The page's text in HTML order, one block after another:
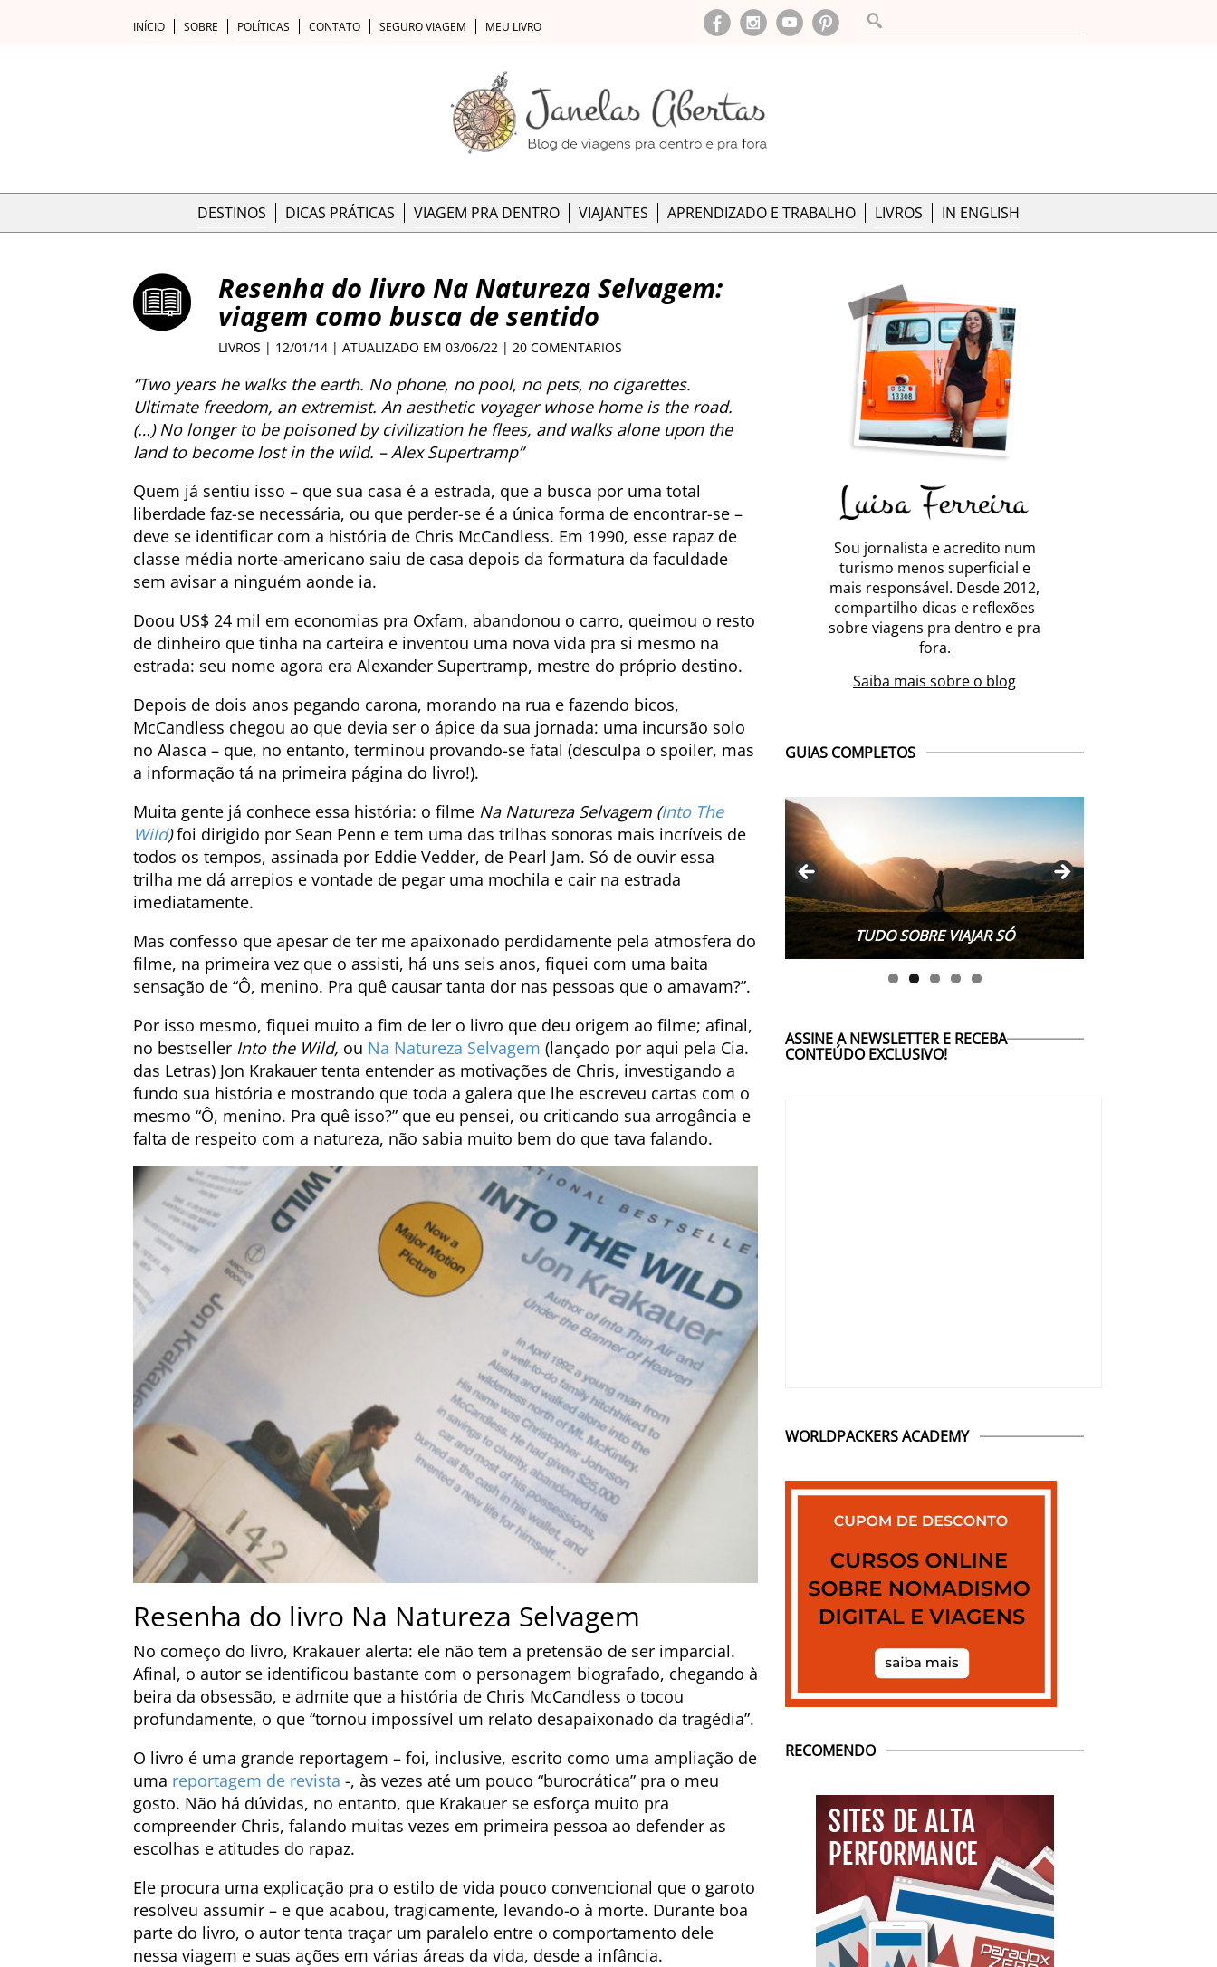
INÍCIO SOBRE POLÍTICAS CONTATO SEGURO VIAGEM MEU LIVRO
DESTINOS DICAS PRÁTICAS VIAGEM PRA DENTRO VIAJANTES APRENDIZADO E TRABALHO LIVROS IN ENGLISH
Resenha do livro Na Natureza Selvagem:
viagem como busca de sentido
LIVROS | 12/01/14 | ATUALIZADO EM 03/06/22 | 20 COMENTÁRIOS
“Two years he walks the earth. No phone, no pool, no pets, no cigarettes.
Ultimate freedom, an extremist. An aesthetic voyager whose home is the road.
(…) No longer to be poisoned by civilization he flees, and walks alone upon the
land to become lost in the wild. – Alex Supertramp”
Quem já sentiu isso – que sua casa é a estrada, que a busca por uma total
liberdade faz-se necessária, ou que perder-se é a única forma de encontrar-se –
deve se identificar com a história de Chris McCandless. Em 1990, esse rapaz de
classe média norte-americano saiu de casa depois da formatura da faculdade
sem avisar a ninguém aonde ia.
Doou US$ 24 mil em economias pra Oxfam, abandonou o carro, queimou o resto
de dinheiro que tinha na carteira e inventou uma nova vida pra si mesmo na
estrada: seu nome agora era Alexander Supertramp, mestre do próprio destino.
Depois de dois anos pegando carona, morando na rua e fazendo bicos,
McCandless chegou ao que devia ser o ápice da sua jornada: uma incursão solo
no Alasca – que, no entanto, terminou provando-se fatal (desculpa o spoiler, mas
a informação tá na primeira página do livro!).
Muita gente já conhece essa história: o filme Na Natureza Selvagem (Into The
Wild)foi dirigido por Sean Penn e tem uma das trilhas sonoras mais incríveis de
todos os tempos, assinada por Eddie Vedder, de Pearl Jam. Só de ouvir essa
trilha me dá arrepios e vontade de pegar uma mochila e cair na estrada
imediatamente.
Mas confesso que apesar de ter me apaixonado perdidamente pela atmosfera do
filme, na primeira vez que o assisti, há uns seis anos, fiquei com uma baita
sensação de “Ô, menino. Pra quê causar tanta dor nas pessoas que o amavam?”.
Por isso mesmo, fiquei muito a fim de ler o livro que deu origem ao filme; afinal,
no bestseller Into the Wild, ou Na Natureza Selvagem (lançado por aqui pela Cia.
das Letras) Jon Krakauer tenta entender as motivações de Chris, investigando a
fundo sua história e mostrando que toda a galera que lhe escreveu cartas com o
mesmo “Ô, menino. Pra quê isso?” que eu pensei, ou criticando sua arrogância e
falta de respeito com a natureza, não sabia muito bem do que tava falando.
Resenha do livro Na Natureza Selvagem
No começo do livro, Krakauer alerta: ele não tem a pretensão de ser imparcial.
Afinal, o autor se identificou bastante com o personagem biografado, chegando à
beira da obsessão, e admite que a história de Chris McCandless o tocou
profundamente, o que “tornou impossível um relato desapaixonado da tragédia”.
O livro é uma grande reportagem – foi, inclusive, escrito como uma ampliação de
uma reportagem de revista -, às vezes até um pouco “burocrática” pra o meu
gosto. Não há dúvidas, no entanto, que Krakauer se esforça muito pra
compreender Chris, falando muitas vezes em primeira pessoa ao defender as
escolhas e atitudes do rapaz.
Ele procura uma explicação pra o estilo de vida pouco convencional que o garoto
resolveu assumir – e que acabou, tragicamente, levando-o à morte. Durante boa
parte do livro, o autor tenta traçar um paralelo entre o comportamento dele
nessa viagem e suas ações em várias áreas da vida, desde a infância.
Sou jornalista e acredito num
turismo menos superficial e
mais responsável. Desde 2012,
compartilho dicas e reflexões
sobre viagens pra dentro e pra
fora.
Saiba mais sobre o blog
GUIAS COMPLETOS
TUDO SOBRE WORK EXCHANGE
ASSINE A NEWSLETTER E RECEBA
CONTEÚDO EXCLUSIVO!
WORLDPACKERS ACADEMY
RECOMENDO